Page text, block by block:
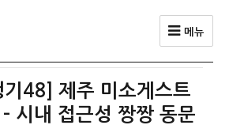
메뉴
기48] 제주 미소게스트
시내 접근성 짱짱 동문